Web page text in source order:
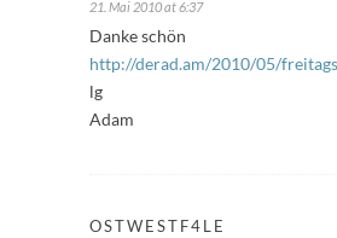
21. Mai 2010 at 6:37
Danke schön
http://derad.am/2010/05/
lg
Adam
OSTWESTF4LE